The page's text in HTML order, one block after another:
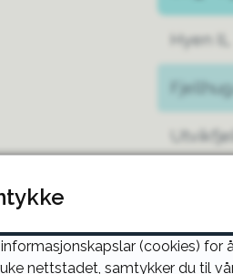
Hyen IL
Sum
(cookies)
nettstadet, samtykker du til